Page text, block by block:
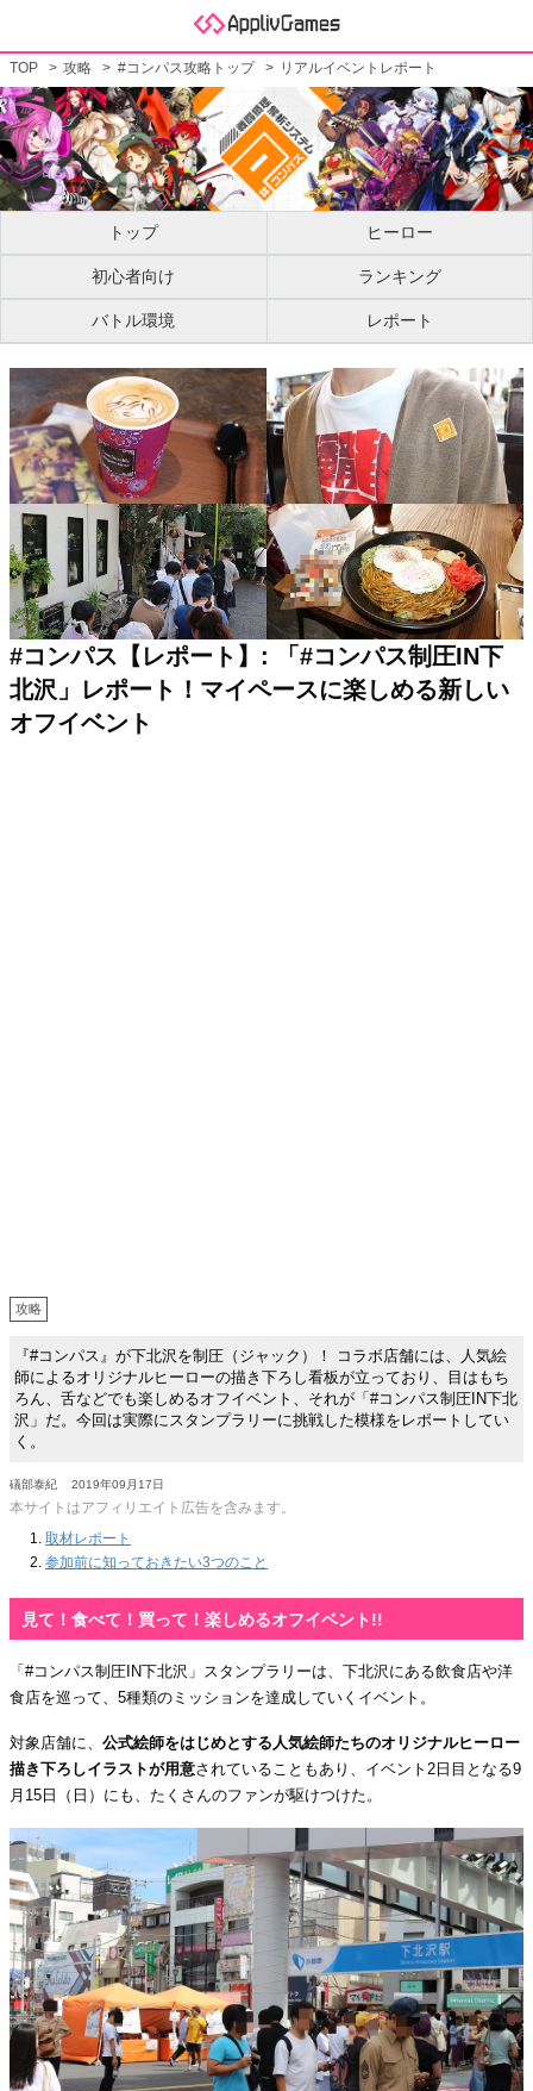
TOP 攻略 #コンパス攻略トップ リアルイベントレポート
トップ ヒーロー
初心者向け ランキング
バトル環境 レポート
#コンパス【レポート】: 「#コンパス制圧IN下
北沢」レポート！マイペースに楽しめる新しい
オフイベント
攻略
『#コンパス』が下北沢を制圧（ジャック）！ コラボ店舗には、人気絵
師によるオリジナルヒーローの描き下ろし看板が立っており、目はもち
ろん、舌などでも楽しめるオフイベント、それが「#コンパス制圧IN下北
沢」だ。今回は実際にスタンプラリーに挑戦した模様をレポートしてい
く。
礒部泰紀 2019年09月17日
本サイトはアフィリエイト広告を含みます。
取材レポート
参加前に知っておきたい3つのこと
見て！食べて！買って！楽しめるオフイベント!!
「#コンパス制圧IN下北沢」スタンプラリーは、下北沢にある飲食店や洋
食店を巡って、5種類のミッションを達成していくイベント。
対象店舗に、 公式絵師をはじめとする人気絵師たちのオリジナルヒーロー
描き下ろしイラストが用意されていることもあり、イベント2日目となる9
月15日（日）にも、たくさんのファンが駆けつけた。